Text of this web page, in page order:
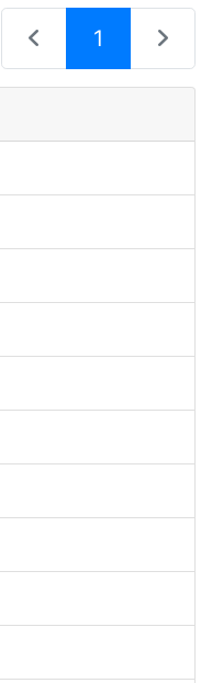
1 (current)